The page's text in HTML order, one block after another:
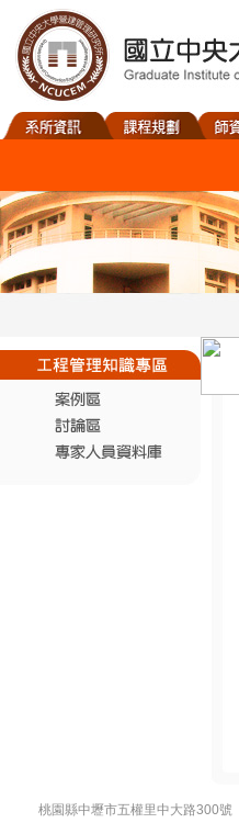
桃園縣中壢市五權里中大路300號